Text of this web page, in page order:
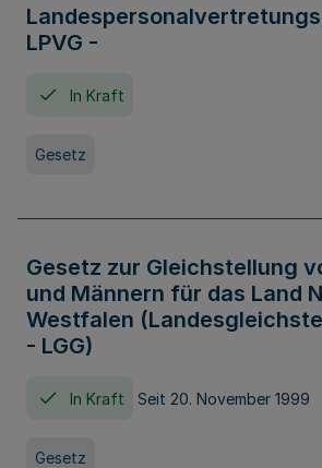
LPVG -
In Kraft
Gesetz
Gesetz zur Gleichstellung
und Männern für das Land
Westfalen
- LGG)
In Kraft Seit 20. November 1999
Gesetz